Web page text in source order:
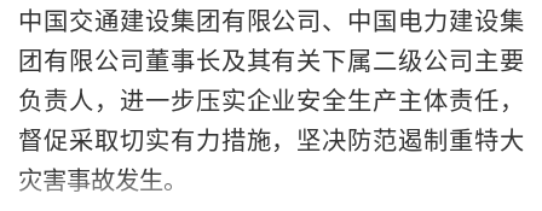
中国交通建设集团有限公司、中国电力建设集
团有限公司董事长及其有关下属二级公司主要
负责人，进一步压实企业安全生产主体责任，
督促采取切实有力措施，坚决防范遏制重特大
灾害事故发生。